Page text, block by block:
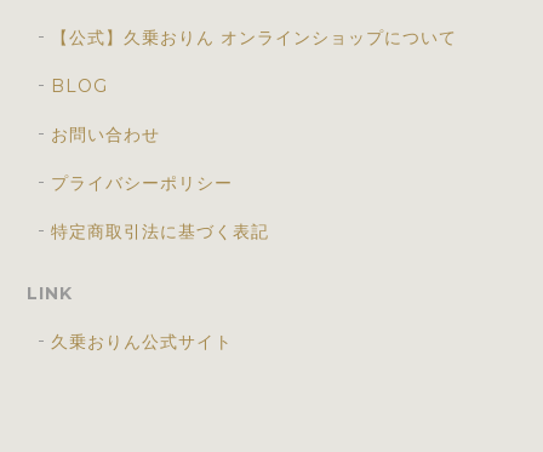
【公式】久乗おりん オンラインショップについて
BLOG
お問い合わせ
プライバシーポリシー
特定商取引法に基づく表記
LINK
久乗おりん公式サイト